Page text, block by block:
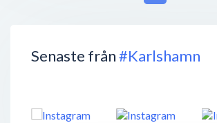
Senaste från#Karlshamn